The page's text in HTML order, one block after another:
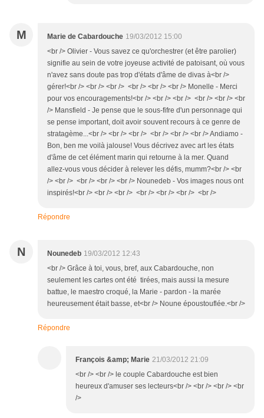
M Marie de Cabardouche 19/03/2012 15:00
<br /> Olivier - Vous savez ce qu'orchestrer (et être parolier)
signifie au sein de votre joyeuse activité de patoisant, où vous
n'avez sans doute pas trop d'états d'âme de divas à<br />
gérer!<br /> <br /> <br /> <br /> <br /> <br /> Monelle - Merci
pour vos encouragements!<br /> <br /> <br /> <br /> <br /> <br
/> Mansfield - Je pense que le sous-fifre d'un personnage qui
se pense important, doit avoir souvent recours à ce genre de
stratagème...<br /> <br /> <br /> <br /> <br /> <br /> Andiamo -
Bon, ben me voilà jalouse! Vous décrivez avec art les états
d'âme de cet élément marin qui retourne à la mer. Quand
allez-vous vous décider à relever les défis, mumm?<br /> <br
/> <br /> <br /> <br /> <br /> Nounedeb - Vos images nous ont
inspirés!<br /> <br /> <br /> <br /> <br /> <br /> <br />
Répondre
N Nounedeb 19/03/2012 12:43
<br /> Grâce à toi, vous, bref, aux Cabardouche, non
seulement les cartes ont été tirées, mais aussi la mesure
battue, le maestro croqué, la Marie - pardon - la marée
heureusement était basse, et<br /> Noune époustouflée.<br />
Répondre
François &amp; Marie 21/03/2012 21:09
<br /> <br /> le couple Cabardouche est bien
heureux d'amuser ses lecteurs<br /> <br /> <br /> <br
/>